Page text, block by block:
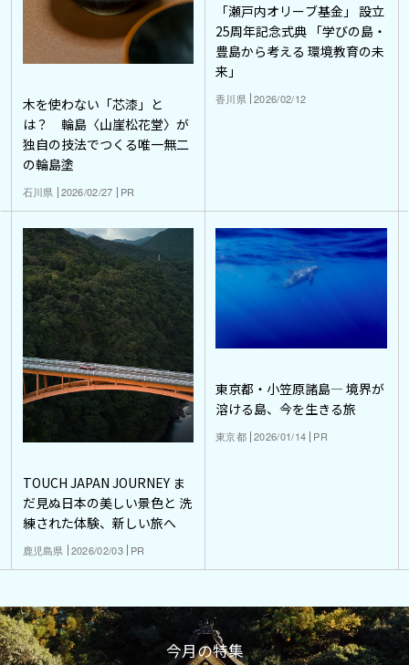
木を使わない「芯漆」と
は？ 輪島〈山崖松花堂〉が
独自の技法でつくる唯一無二
の輪島塗
石川県 2026/02/27 PR
「瀬戸内オリーブ基金」 設立
25周年記念式典 「学びの島・
豊島から考える 環境教育の未
来」
香川県 2026/02/12
TOUCH JAPAN JOURNEY ま
だ見ぬ日本の美しい景色と 洗
練された体験、新しい旅へ
鹿児島県 2026/02/03 PR
東京都・小笠原諸島― 境界が
溶ける島、今を生きる旅
東京都 2026/01/14 PR
今月の特集